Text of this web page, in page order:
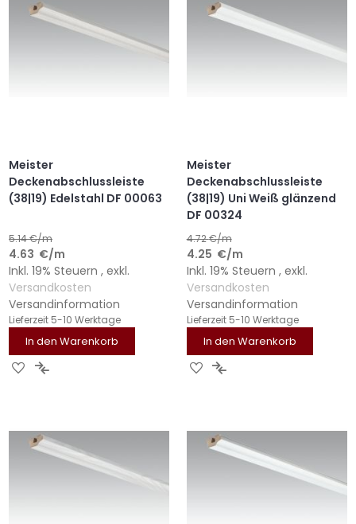
Meister
Deckenabschlussleiste
(38|19) Edelstahl DF 00063
5.14€/m
4.63 €/m
Inkl. 19% Steuern , exkl.
Versandkosten
Versandinformation
Lieferzeit 5-10 Werktage
In den Warenkorb
ZURZUR
Meister
Deckenabschlussleiste
(38|19) Uni Weiß glänzend
DF 00324
4.72€/m
4.25 €/m
Inkl. 19% Steuern , exkl.
Versandkosten
Versandinformation
Lieferzeit 5-10 Werktage
In den Warenkorb
ZURZUR